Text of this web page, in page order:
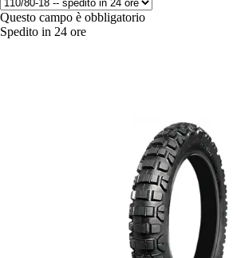
Questo campo è obbligatorio
Spedito in 24 ore